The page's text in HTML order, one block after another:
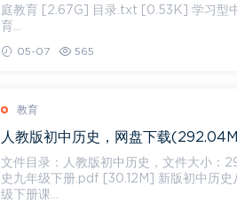
庭教育 [2.67G] 目录.txt [0.53K] 学习型
育...
05-07 565
教育
人教版初中历史，网盘下载
文件目录：人教版初中历史，文件大小：292.04M 人教版初中历史电子课
史九年级下册.pdf [30.12M] 新版初中历
级下册课...